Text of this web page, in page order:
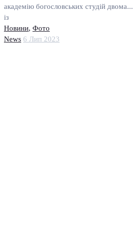
академію богословських студій двома...
із
Новини, Фото
News 6 Лип 2023